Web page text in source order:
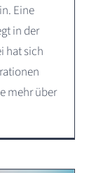
Eine
in der
hat sich
mehr über